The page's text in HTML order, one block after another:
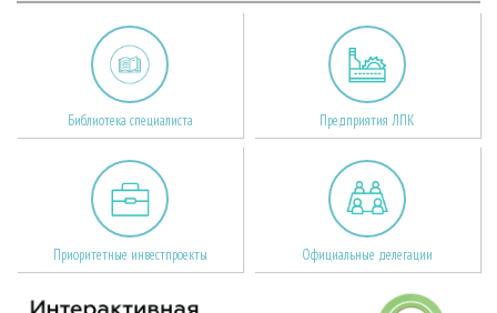
Библиотека специалиста Предприятия ЛПК
Приоритетные инвестпроекты Официальные делегации